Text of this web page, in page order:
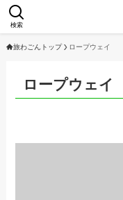
検索
旅わごんトップ ロープウェイ
ロープウェイ